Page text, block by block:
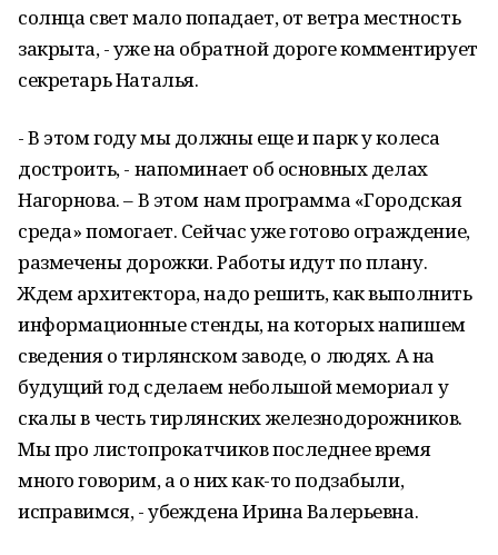
солнца свет мало попадает, от ветра местность
закрыта, - уже на обратной дороге комментирует
секретарь Наталья.
- В этом году мы должны еще и парк у колеса
достроить, - напоминает об основных делах
Нагорнова. – В этом нам программа «Городская
среда» помогает. Сейчас уже готово ограждение,
размечены дорожки. Работы идут по плану.
Ждем архитектора, надо решить, как выполнить
информационные стенды, на которых напишем
сведения о тирлянском заводе, о людях. А на
будущий год сделаем небольшой мемориал у
скалы в честь тирлянских железнодорожников.
Мы про листопрокатчиков последнее время
много говорим, а о них как-то подзабыли,
исправимся, - убеждена Ирина Валерьевна.